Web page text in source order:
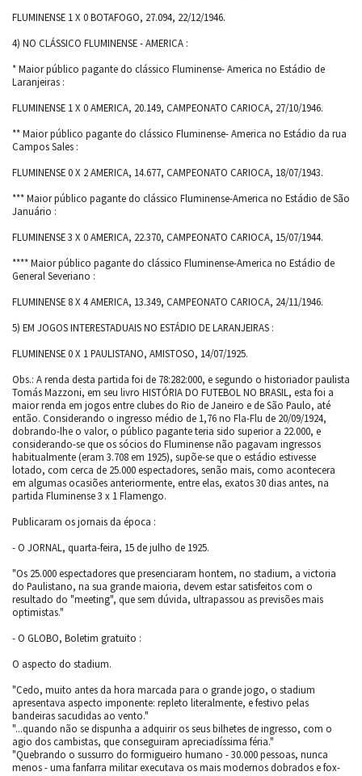
FLUMINENSE 1 X 0 BOTAFOGO, 27.094, 22/12/1946.
4) NO CLÁSSICO FLUMINENSE - AMERICA :
* Maior público pagante do clássico Fluminense- America no Estádio de
Laranjeiras :
FLUMINENSE 1 X 0 AMERICA, 20.149, CAMPEONATO CARIOCA, 27/10/1946.
** Maior público pagante do clássico Fluminense- America no Estádio da rua
Campos Sales :
FLUMINENSE 0 X 2 AMERICA, 14.677, CAMPEONATO CARIOCA, 18/07/1943.
*** Maior público pagante do clássico Fluminense-America no Estádio de São
Januário :
FLUMINENSE 3 X 0 AMERICA, 22.370, CAMPEONATO CARIOCA, 15/07/1944.
**** Maior público pagante do clássico Fluminense-America no Estádio de
General Severiano :
FLUMINENSE 8 X 4 AMERICA, 13.349, CAMPEONATO CARIOCA, 24/11/1946.
5) EM JOGOS INTERESTADUAIS NO ESTÁDIO DE LARANJEIRAS :
FLUMINENSE 0 X 1 PAULISTANO, AMISTOSO, 14/07/1925.
Obs.: A renda desta partida foi de 78:282:000, e segundo o historiador paulista
Tomás Mazzoni, em seu livro HISTÓRIA DO FUTEBOL NO BRASIL, esta foi a
maior renda em jogos entre clubes do Rio de Janeiro e de São Paulo, até
então. Considerando o ingresso médio de 1,76 no Fla-Flu de 20/09/1924,
dobrando-lhe o valor, o público pagante teria sido superior a 22.000, e
considerando-se que os sócios do Fluminense não pagavam ingressos
habitualmente (eram 3.708 em 1925), supõe-se que o estádio estivesse
lotado, com cerca de 25.000 espectadores, senão mais, como acontecera
em algumas ocasiões anteriormente, entre elas, exatos 30 dias antes, na
partida Fluminense 3 x 1 Flamengo.
Publicaram os jornais da época :
- O JORNAL, quarta-feira, 15 de julho de 1925.
"Os 25.000 espectadores que presenciaram hontem, no stadium, a victoria
do Paulistano, na sua grande maioria, devem estar satisfeitos com o
resultado do "meeting", que sem dúvida, ultrapassou as previsões mais
optimistas."
- O GLOBO, Boletim gratuito :
O aspecto do stadium.
"Cedo, muito antes da hora marcada para o grande jogo, o stadium
apresentava aspecto imponente: repleto literalmente, e festivo pelas
bandeiras sacudidas ao vento."
"...quando não se dispunha a adquirir os seus bilhetes de ingresso, com o
agio dos cambistas, que conseguiram apreciadíssima féria."
"Quebrando o sussurro do formigueiro humano - 30.000 pessoas, nunca
menos - uma fanfarra militar executava os mais modernos dobrados e fox-